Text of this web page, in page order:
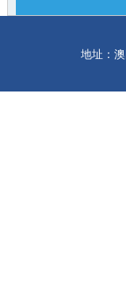
地址：